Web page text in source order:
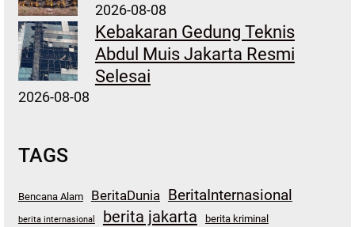
2026-08-08
Kebakaran Gedung Teknis
Abdul Muis Jakarta Resmi
Selesai
2026-08-08
TAGS
Bencana Alam BeritaDunia BeritaInternasional
berita internasional berita jakarta berita kriminal